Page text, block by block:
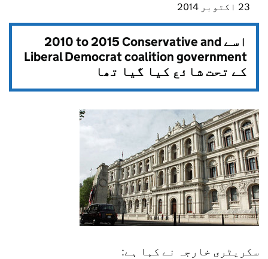
23 اکتوبر 2014
اسے2010 to 2015 Conservative and
Liberal Democrat coalition government
کے تحت شائع کیا گیا تھا
سکریٹری خارجہ نے کہا ہے: